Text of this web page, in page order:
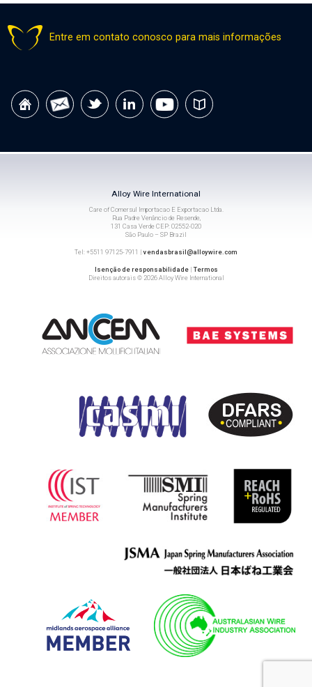
Entre em contato conosco para mais informações
Alloy Wire International
Care of Comersul Importacao E Exportacao Ltda.
Rua Padre Venâncio de Resende,
131 Casa Verde CEP: 02552-020
São Paulo – SP Brazil
Tel: +5511 97125-7911 |vendasbrasil@alloywire.com
Isenção de responsabilidade|Termos
Direitos autorais © 2026 Alloy Wire International